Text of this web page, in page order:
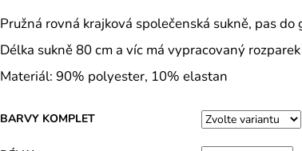
hvězdiček.
Pružná rovná krajková společenská sukně, pas
Délka sukně 80 cm a víc má vypracovaný
Materiál: 90% polyester, 10% elastan
BARVY KOMPLET